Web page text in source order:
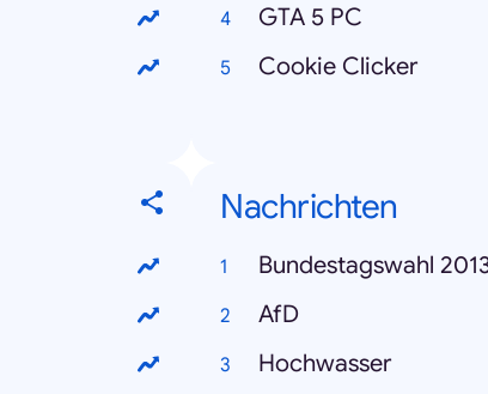
GTA 5 PC
Cookie Clicker
Nachrichten
Bundestagswahl
AfD
Hochwasser